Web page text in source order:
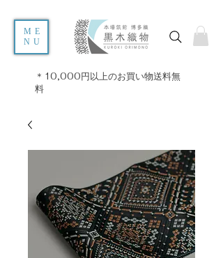
ME
NU
＊10,000円以上のお買い物送料無
料